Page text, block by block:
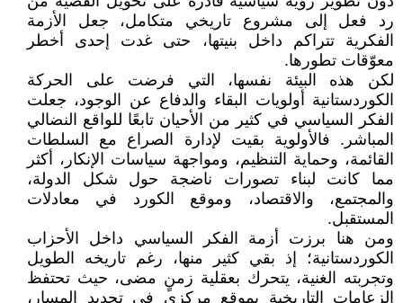
رد فعل إلى مشروع تاريخي متكامل، جعل الأزمة
الفكرية تتراكم داخل بنيتها، حتى غدت إحدى أخطر
معوّقات تطورها.
لكن هذه البيئة نفسها، التي فرضت على الحركة
الكوردستانية أولويات البقاء والدفاع عن الوجود، جعلت
الفكر السياسي في كثير من الأحيان تابعًا للواقع النضالي
المباشر. فالأولوية بقيت لإدارة الصراع مع السلطات
القائمة، وحماية التنظيم، ومواجهة سياسات الإنكار، أكثر
مما كانت لبناء تصورات ناضجة حول شكل الدولة،
والمجتمع، والاقتصاد، وموقع الكورد في معادلات
المستقبل.
ومن هنا برزت أزمة الفكر السياسي داخل الأحزاب
الكوردستانية؛ إذ بقي كثير منها، رغم تاريخه الطويل
وتجربته الغنية، يتحرك بعقلية زمنٍ مضى، حيث تحتفظ
الزعامات التاريخية بموقع مركزي في تحديد المسار،